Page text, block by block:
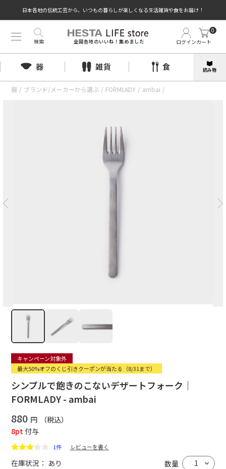
日本各地の伝統工芸から、いつもの暮らしが楽しくなる生活雑貨や食をお届け！
全国各地のいいね！集めました ログインカート
0
検索
器 雑貨 食 読み物
器 / ブランド/メーカーから選ぶ / FORMLADY / ambai /
キャンペーン対象外
最大50%オフのくじ引きクーポンが当たる（8/31まで）
シンプルで飽きのこないデザートフォーク｜
FORMLADY - ambai
880 円
（税込）
8pt 付与
1件 レビューを書く
在庫状況： あり 数量